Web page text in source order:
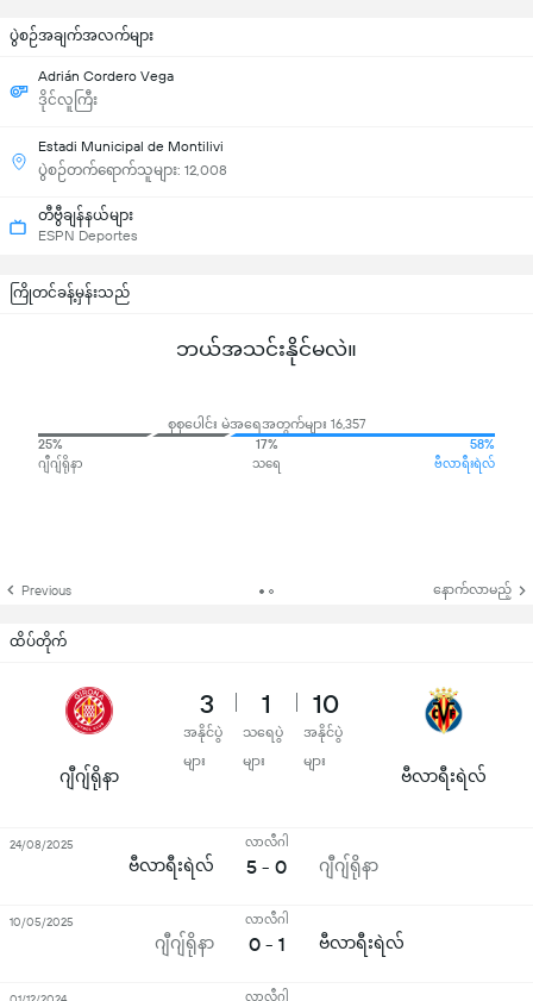
ပွဲစဉ်အချက်အလက်များ
Adrián Cordero Vega
ဒိုင်လူကြီး
Estadi Municipal de Montilivi
ပွဲစဉ်တက်ရောက်သူများ: 12,008
တီဗွီချန်နယ်များ
ESPN Deportes
ကြိုတင်ခန့်မှန်းသည်
ဘယ်အသင်းနိုင်မလဲ။
စုစုပေါင်း မဲအရေအတွက်များ 16,357
25%
ဂျီဂျ်ရိုနာ
17%
သရေ
58%
ဗီလာရီးရဲလ်
Previous နောက်လာမည့်
ထိပ်တိုက်
ဂျီဂျ်ရိုနာ
3
အနိုင်ပွဲ
များ
1
သရေပွဲ
များ
10
အနိုင်ပွဲ
များ
ဗီလာရီးရဲလ်
ဗီလာရီးရဲလ်
လာလီဂါ
5 - 0 ဂျီဂျ်ရိုနာ
24/08/2025
ဂျီဂျ်ရိုနာ
လာလီဂါ
0 - 1 ဗီလာရီးရဲလ်
10/05/2025
လာလီဂါ